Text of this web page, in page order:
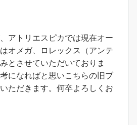
アトリエスピカでは現在オー
オメガ、ロレックス（アンテ
とさせていただいておりま
になればと思いこちらの旧ブ
ただきます。何卒よろしくお